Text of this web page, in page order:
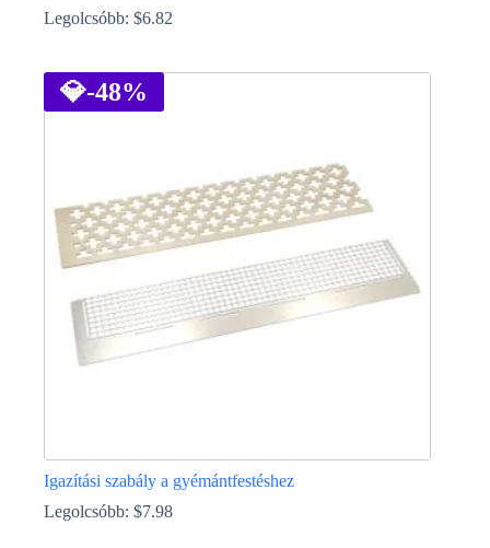
Legolcsóbb: $6.82
a
terméknek
több
termékoldalon
választhatók
💎-48%
Igazítási szabály a gyémántfestéshez
Legolcsóbb: $7.98